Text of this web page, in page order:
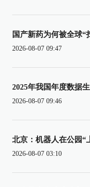
国产新药为何被全球“
2026-08-07 09:47
2025年我国年度数据
2026-08-07 09:46
北京：机器人在公园“
2026-08-07 03:10